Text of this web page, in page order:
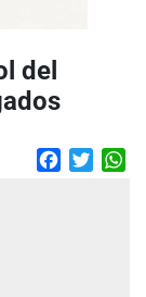
del
Facebook